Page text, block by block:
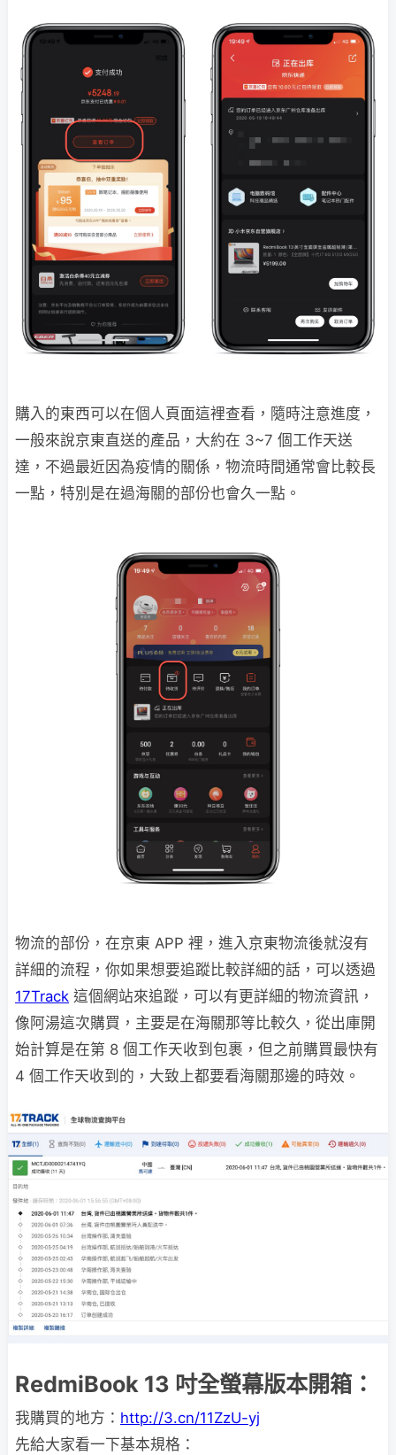
購入的東西可以在個人頁面這裡查看，隨時注意進度，
一般來說京東直送的產品，大約在 3~7 個工作天送
達，不過最近因為疫情的關係，物流時間通常會比較長
一點，特別是在過海關的部份也會久一點。
物流的部份，在京東 APP 裡，進入京東物流後就沒有
詳細的流程，你如果想要追蹤比較詳細的話，可以透過
17Track 這個網站來追蹤，可以有更詳細的物流資訊，
像阿湯這次購買，主要是在海關那等比較久，從出庫開
始計算是在第 8 個工作天收到包裹，但之前購買最快有
4 個工作天收到的，大致上都要看海關那邊的時效。
RedmiBook 13 吋全螢幕版本開箱：
我購買的地方： http://3.cn/11ZzU-yj
先給大家看一下基本規格：